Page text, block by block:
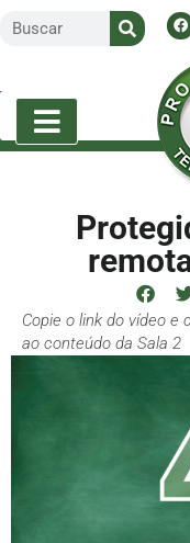
Copie o link do vídeo e
ao conteúdo da Sala 2